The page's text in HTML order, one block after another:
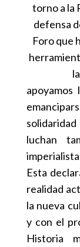
torno a la
defensa
Foro que
apoyamos
luchan
Esta
realidad
la nueva
y con el
Historia